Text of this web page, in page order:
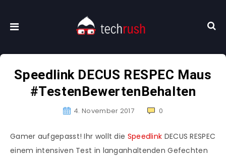
Speedlink DECUS RESPEC Maus
#TestenBewertenBehalten
4. November 2017 0
Gamer aufgepasst! Ihr wollt die Speedlink DECUS RESPEC
einem intensiven Test in langanhaltenden Gefechten